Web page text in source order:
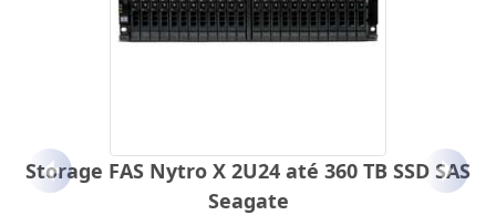
Storage FAS Nytro X 2U24 até 360 TB SSD SAS
Seagate
Anterior